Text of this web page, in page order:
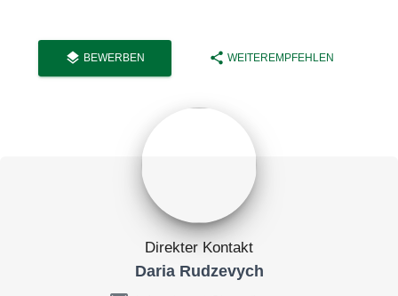
layers BEWERBEN share WEITEREMPFEHLEN
Direkter Kontakt
Daria Rudzevych